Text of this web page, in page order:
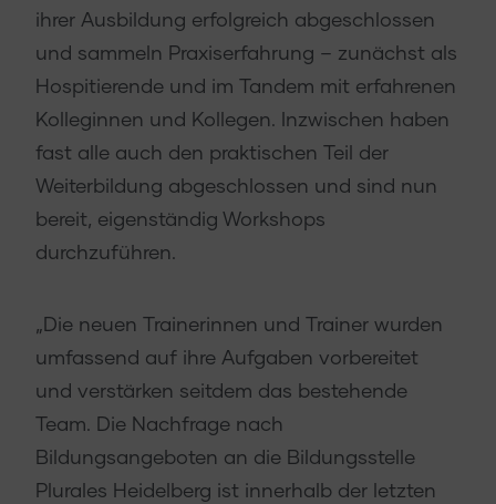
ihrer Ausbildung erfolgreich abgeschlossen
und sammeln Praxiserfahrung – zunächst als
Hospitierende und im Tandem mit erfahrenen
Kolleginnen und Kollegen. Inzwischen haben
fast alle auch den praktischen Teil der
Weiterbildung abgeschlossen und sind nun
bereit, eigenständig Workshops
durchzuführen.
„Die neuen Trainerinnen und Trainer wurden
umfassend auf ihre Aufgaben vorbereitet
und verstärken seitdem das bestehende
Team. Die Nachfrage nach
Bildungsangeboten an die Bildungsstelle
Plurales Heidelberg ist innerhalb der letzten